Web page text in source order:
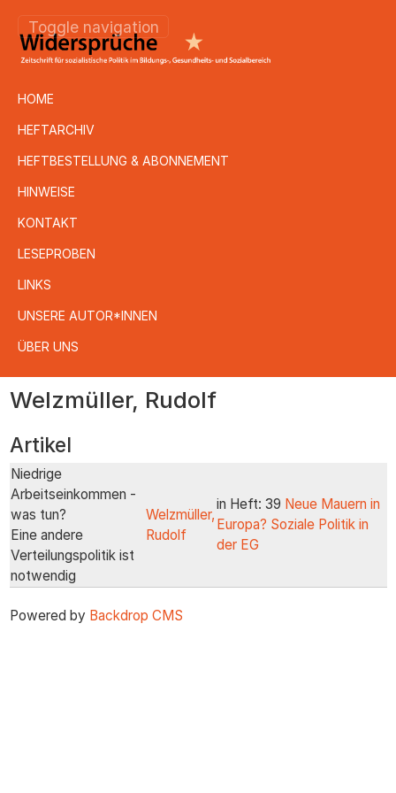
Toggle navigation
HOME
HEFTARCHIV
HEFTBESTELLUNG & ABONNEMENT
HINWEISE
KONTAKT
LESEPROBEN
LINKS
UNSERE AUTOR*INNEN
ÜBER UNS
zum
Welzmüller, Rudolf
Artikel
Niedrige
Arbeitseinkommen -
was tun?
Eine andere
Verteilungspolitik ist
notwendig
Welzmüller,
Rudolf
in Heft: 39 Neue Mauern in
Europa? Soziale Politik in
der EG
Powered by Backdrop CMS